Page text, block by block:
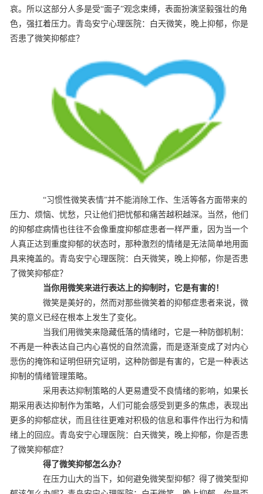
哀。所以这部分人多是受“面子”观念束缚，表面扮演坚毅强壮的角
色，强扛着压力。青岛安宁心理医院：白天微笑，晚上抑郁，你是
否患了微笑抑郁症？
“习惯性微笑表情”并不能消除工作、生活等各方面带来的
压力、烦恼、忧愁，只让他们把忧郁和痛苦越积越深。当然，他们
的抑郁症病情也往往不会像重度抑郁症患者一样严重，因为当一个
人真正达到重度抑郁的状态时，那种激烈的情绪是无法简单地用面
具来掩盖的。青岛安宁心理医院：白天微笑，晚上抑郁，你是否患
了微笑抑郁症？
当你用微笑来进行表达上的抑制时，它是有害的！
微笑是美好的，然而对那些微笑着的抑郁症患者来说，微
笑的意义已经在根本上发生了变化。
当我们用微笑来隐藏低落的情绪时，它是一种防御机制：
不再是一种表达自己内心喜悦的自然流露，而是逐渐变成了对内心
悲伤的掩饰和证明但研究证明，这种防御是有害的，它是一种表达
抑制的情绪管理策略。
采用表达抑制策略的人更易遭受不良情绪的影响，如果长
期采用表达抑制作为策略，人们可能会感受到更多的焦虑，表现出
更多的抑郁症状，而且往往更难对积极的信息和事件作出行为和情
绪上的回应。青岛安宁心理医院：白天微笑，晚上抑郁，你是否患
了微笑抑郁症？
得了微笑抑郁怎么办？
在压力山大的当下，如何避免微笑型抑郁？得了微笑型抑